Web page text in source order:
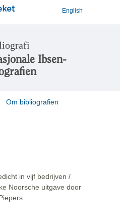
English
Ibsen-
Om bibliografien
in vijf bedrijven /
Noorsche uitgave door